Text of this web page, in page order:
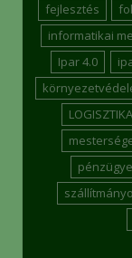
fejlesztés
informatikai
Ipar 4.0